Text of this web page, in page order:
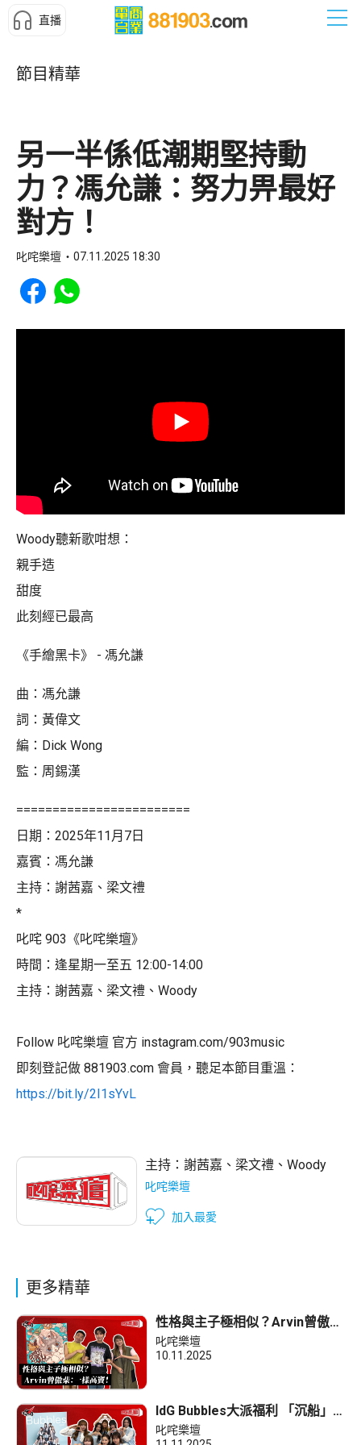
直播
節目精華
另一半係低潮期堅持動
力？馮允謙：努力畀最好
對方！
叱咤樂壇 07.11.2025 18:30
Share to Facebook
Share to WhatsApp
Woody聽新歌咁想：
親手造
甜度
此刻經已最高
《手繪黑卡》 - 馮允謙
曲：馮允謙
詞：黃偉文
編：Dick Wong
監：周錫漢
========================
日期：2025年11月7日
嘉賓：馮允謙
主持：謝茜嘉、梁文禮
*
叱咤 903《叱咤樂壇》
時間：逢星期一至五 12:00-14:00
主持：謝茜嘉、梁文禮、Woody
Follow 叱咤樂壇 官方 instagram.com/903music
即刻登記做 881903.com 會員，聽足本節目重溫：
https://bit.ly/2I1sYvL
主持： 謝茜嘉 、 梁文禮 、 Woody
叱咤樂壇
加入最愛
更多精華
性格與主子極相似？Arvin曾傲
棐：一樣高竇！
叱咤樂壇
10.11.2025
IdG Bubbles大派福利 「沉船」
會擺咩表情？
叱咤樂壇